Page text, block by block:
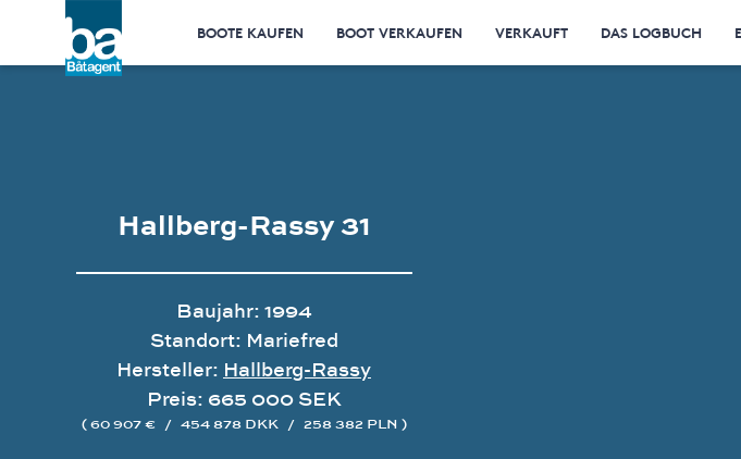
BOOTE KAUFEN BOOT VERKAUFEN VERKAUFT DAS LOGBUCH
Hallberg-Rassy 31
Baujahr: 1994
Standort: Mariefred
Hersteller: Hallberg-Rassy
Preis: 665 000 SEK
( 60 907 € / 454 878 DKK / 258 382 PLN )